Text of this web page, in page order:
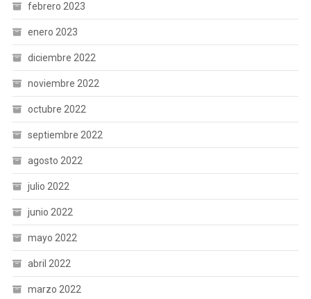
febrero 2023
enero 2023
diciembre 2022
noviembre 2022
octubre 2022
septiembre 2022
agosto 2022
julio 2022
junio 2022
mayo 2022
abril 2022
marzo 2022